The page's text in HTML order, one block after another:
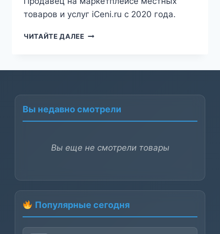
товаров и услуг iCeni.ru с 2020 года.
ЧИТАЙТЕ ДАЛЕЕМЕСТНЫЙ
Вы недавно смотрели
Вы еще не смотрели товары
Популярные сегодня